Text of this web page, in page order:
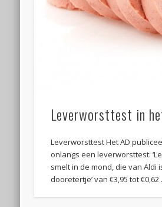
Leverworsttest in
Leverworsttest Het AD
onlangs een leverworsttest:
smelt in de mond, die van Aldi
dooretertje’ van €3,95 tot €0,62